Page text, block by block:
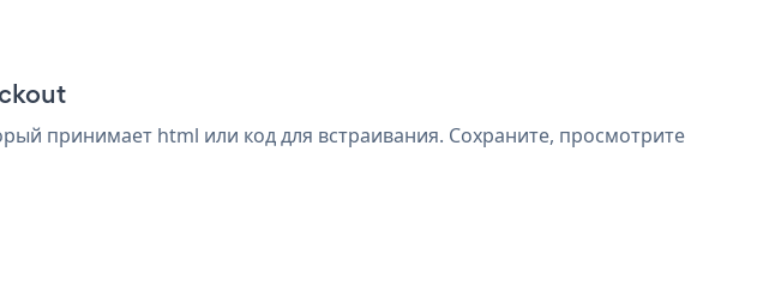
принимает html или код для встраивания. Сохраните, просмотрите